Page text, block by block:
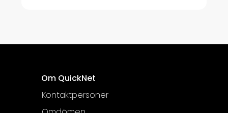
Om QuickNet
Kontaktpersoner